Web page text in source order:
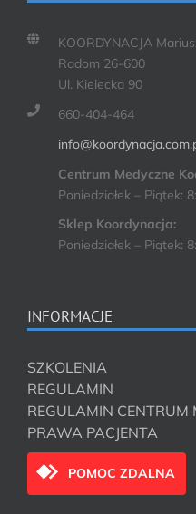
KOORDYNACJA
Radom 26-600
Ul. Kielecka 90
660-404-464
Centrum Medyczne
Poniedziałek – Piątek:
Sklep Koordynacja:
Poniedziałek – Piątek:
INFORMACJE
SZKOLENIA
REGULAMIN
REGULAMIN CENTRUM
PRAWA PACJENTA
POMOC ZDALNA